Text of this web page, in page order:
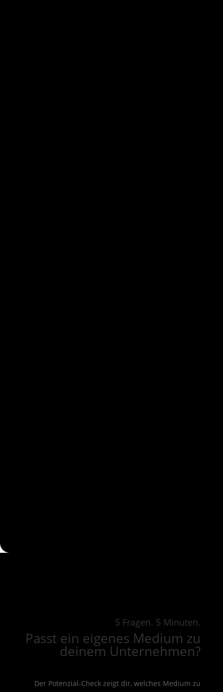
5 Fragen. 5 Minuten.
Passt ein eigenes Medium zu
deinem Unternehmen?
Der Potenzial-Check zeigt dir, welches Medium zu